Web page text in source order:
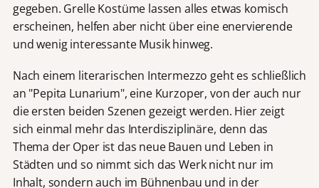
gegeben. Grelle Kostüme lassen alles etwas komisch
erscheinen, helfen aber nicht über eine enervierende
und wenig interessante Musik hinweg.
Nach einem literarischen Intermezzo geht es schließlich
an "Pepita Lunarium", eine Kurzoper, von der auch nur
die ersten beiden Szenen gezeigt werden. Hier zeigt
sich einmal mehr das Interdisziplinäre, denn das
Thema der Oper ist das neue Bauen und Leben in
Städten und so nimmt sich das Werk nicht nur im
Inhalt, sondern auch im Bühnenbau und in der